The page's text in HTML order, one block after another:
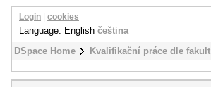
DSpace Home Kvalifikační práce dle fakult
Login cookies
Language: English čeština